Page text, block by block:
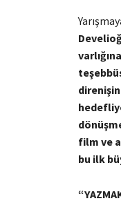
varlığı
film ve
bu ilk